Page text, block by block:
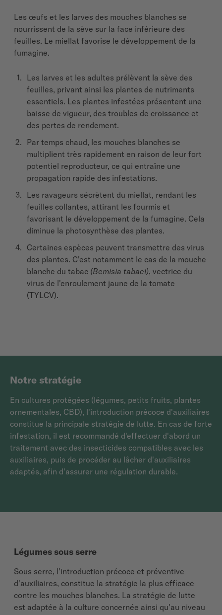
Les œufs et les larves des mouches blanches se
nourrissent de la sève sur la face inférieure des
feuilles. Le miellat favorise le développement de la
fumagine.
Les larves et les adultes prélèvent la sève des
feuilles, privant ainsi les plantes de nutriments
essentiels. Les plantes infestées présentent une
baisse de vigueur, des troubles de croissance et
des pertes de rendement.
Par temps chaud, les mouches blanches se
multiplient très rapidement en raison de leur fort
potentiel reproducteur, ce qui entraîne une
propagation rapide des infestations.
Les ravageurs sécrètent du miellat, rendant les
feuilles collantes, attirant les fourmis et
favorisant le développement de la fumagine. Cela
diminue la photosynthèse des plantes.
Certaines espèces peuvent transmettre des virus
des plantes. C'est notamment le cas de la mouche
blanche du tabac (Bemisia tabaci), vectrice du
virus de l'enroulement jaune de la tomate
(TYLCV).
Notre stratégie
En cultures protégées (légumes, petits fruits, plantes
ornementales, CBD), l'introduction précoce d'auxiliaires
constitue la principale stratégie de lutte. En cas de forte
infestation, il est recommandé d'effectuer d'abord un
traitement avec des insecticides compatibles avec les
auxiliaires, puis de procéder au lâcher d'auxiliaires
adaptés, afin d'assurer une régulation durable.
Légumes sous serre
Sous serre, l'introduction précoce et préventive
d'auxiliaires, constitue la stratégie la plus efficace
contre les mouches blanches. La stratégie de lutte
est adaptée à la culture concernée ainsi qu'au niveau